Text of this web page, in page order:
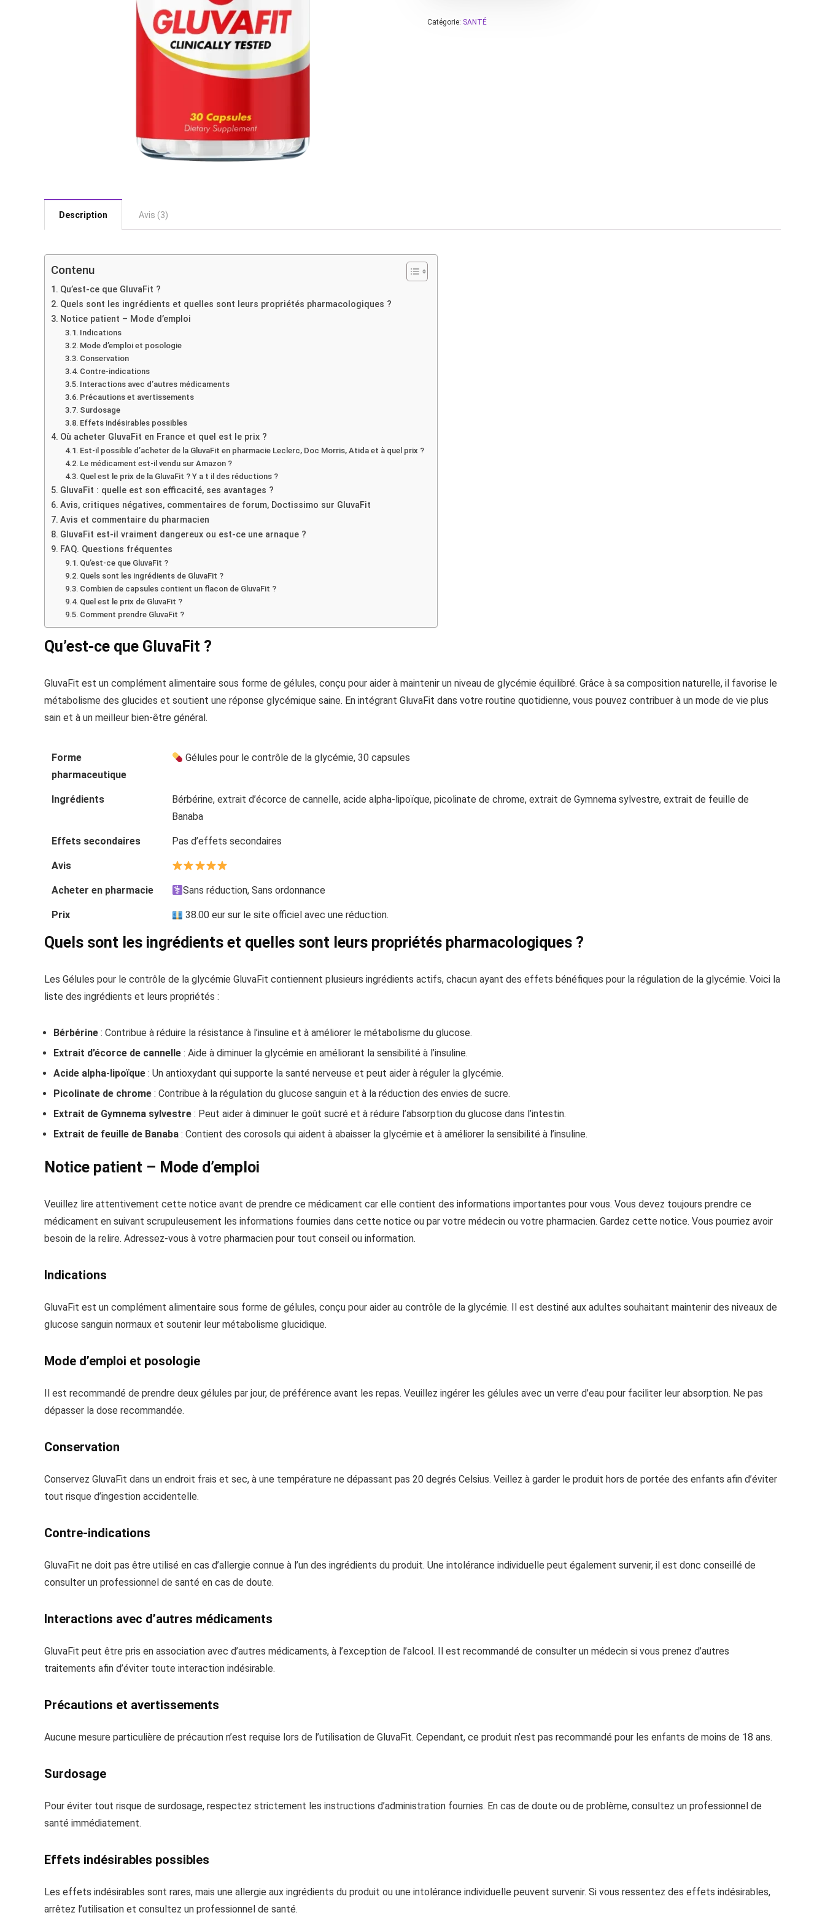
Catégorie: SANTÉ
Description Avis (3)
Contenu
Qu’est-ce que GluvaFit ?
Quels sont les ingrédients et quelles sont leurs propriétés pharmacologiques ?
Notice patient – Mode d’emploi
Indications
Mode d’emploi et posologie
Conservation
Contre-indications
Interactions avec d’autres médicaments
Précautions et avertissements
Surdosage
Effets indésirables possibles
Où acheter GluvaFit en France et quel est le prix ?
Est-il possible d’acheter de la GluvaFit en pharmacie Leclerc, Doc Morris, Atida et à quel prix ?
Le médicament est-il vendu sur Amazon ?
Quel est le prix de la GluvaFit ? Y a t il des réductions ?
GluvaFit : quelle est son efficacité, ses avantages ?
Avis, critiques négatives, commentaires de forum, Doctissimo sur GluvaFit
Avis et commentaire du pharmacien
GluvaFit est-il vraiment dangereux ou est-ce une arnaque ?
FAQ. Questions fréquentes
Qu’est-ce que GluvaFit ?
Quels sont les ingrédients de GluvaFit ?
Combien de capsules contient un flacon de GluvaFit ?
Quel est le prix de GluvaFit ?
Comment prendre GluvaFit ?
Qu’est-ce que GluvaFit ?
GluvaFit est un complément alimentaire sous forme de gélules, conçu pour aider à maintenir un niveau de glycémie équilibré. Grâce à sa composition naturelle, il favorise le
métabolisme des glucides et soutient une réponse glycémique saine. En intégrant GluvaFit dans votre routine quotidienne, vous pouvez contribuer à un mode de vie plus
sain et à un meilleur bien-être général.
Forme
pharmaceutique
Gélules pour le contrôle de la glycémie, 30 capsules
Ingrédients
Bérbérine, extrait d’écorce de cannelle, acide alpha-lipoïque, picolinate de chrome, extrait de Gymnema sylvestre, extrait de feuille de
Banaba
Effets secondaires Pas d’effets secondaires
Avis
Acheter en pharmacie Sans réduction, Sans ordonnance
Prix 38.00 eur sur le site officiel avec une réduction.
Quels sont les ingrédients et quelles sont leurs propriétés pharmacologiques ?
Les Gélules pour le contrôle de la glycémie GluvaFit contiennent plusieurs ingrédients actifs, chacun ayant des effets bénéfiques pour la régulation de la glycémie. Voici la
liste des ingrédients et leurs propriétés :
Bérbérine : Contribue à réduire la résistance à l’insuline et à améliorer le métabolisme du glucose.
Extrait d’écorce de cannelle : Aide à diminuer la glycémie en améliorant la sensibilité à l’insuline.
Acide alpha-lipoïque : Un antioxydant qui supporte la santé nerveuse et peut aider à réguler la glycémie.
Picolinate de chrome : Contribue à la régulation du glucose sanguin et à la réduction des envies de sucre.
Extrait de Gymnema sylvestre : Peut aider à diminuer le goût sucré et à réduire l’absorption du glucose dans l’intestin.
Extrait de feuille de Banaba : Contient des corosols qui aident à abaisser la glycémie et à améliorer la sensibilité à l’insuline.
Notice patient – Mode d’emploi
Veuillez lire attentivement cette notice avant de prendre ce médicament car elle contient des informations importantes pour vous. Vous devez toujours prendre ce
médicament en suivant scrupuleusement les informations fournies dans cette notice ou par votre médecin ou votre pharmacien. Gardez cette notice. Vous pourriez avoir
besoin de la relire. Adressez-vous à votre pharmacien pour tout conseil ou information.
Indications
GluvaFit est un complément alimentaire sous forme de gélules, conçu pour aider au contrôle de la glycémie. Il est destiné aux adultes souhaitant maintenir des niveaux de
glucose sanguin normaux et soutenir leur métabolisme glucidique.
Mode d’emploi et posologie
Il est recommandé de prendre deux gélules par jour, de préférence avant les repas. Veuillez ingérer les gélules avec un verre d’eau pour faciliter leur absorption. Ne pas
dépasser la dose recommandée.
Conservation
Conservez GluvaFit dans un endroit frais et sec, à une température ne dépassant pas 20 degrés Celsius. Veillez à garder le produit hors de portée des enfants afin d’éviter
tout risque d’ingestion accidentelle.
Contre-indications
GluvaFit ne doit pas être utilisé en cas d’allergie connue à l’un des ingrédients du produit. Une intolérance individuelle peut également survenir, il est donc conseillé de
consulter un professionnel de santé en cas de doute.
Interactions avec d’autres médicaments
GluvaFit peut être pris en association avec d’autres médicaments, à l’exception de l’alcool. Il est recommandé de consulter un médecin si vous prenez d’autres
traitements afin d’éviter toute interaction indésirable.
Précautions et avertissements
Aucune mesure particulière de précaution n’est requise lors de l’utilisation de GluvaFit. Cependant, ce produit n’est pas recommandé pour les enfants de moins de 18 ans.
Surdosage
Pour éviter tout risque de surdosage, respectez strictement les instructions d’administration fournies. En cas de doute ou de problème, consultez un professionnel de
santé immédiatement.
Effets indésirables possibles
Les effets indésirables sont rares, mais une allergie aux ingrédients du produit ou une intolérance individuelle peuvent survenir. Si vous ressentez des effets indésirables,
arrêtez l’utilisation et consultez un professionnel de santé.